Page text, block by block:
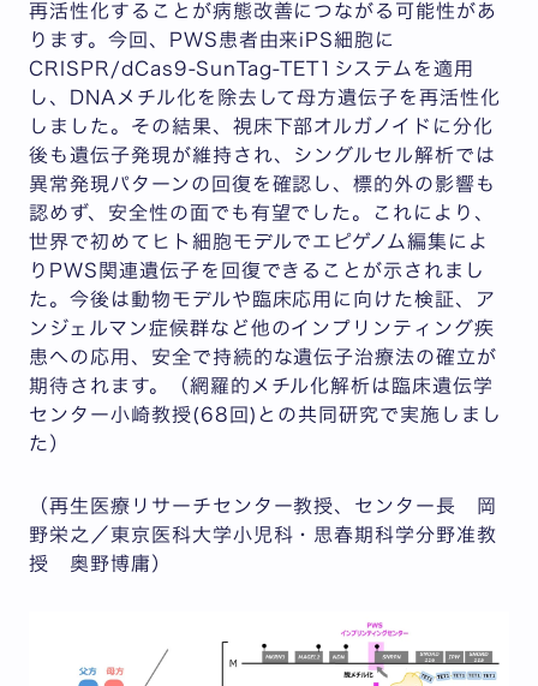
再活性化することが病態改善につながる可能性があ
ります。今回、PWS患者由来iPS細胞に
CRISPR/dCas9-SunTag-TET1システムを適用
し、DNAメチル化を除去して母方遺伝子を再活性化
しました。その結果、視床下部オルガノイドに分化
後も遺伝子発現が維持され、シングルセル解析では
異常発現パターンの回復を確認し、標的外の影響も
認めず、安全性の面でも有望でした。これにより、
世界で初めてヒト細胞モデルでエピゲノム編集によ
りPWS関連遺伝子を回復できることが示されまし
た。今後は動物モデルや臨床応用に向けた検証、ア
ンジェルマン症候群など他のインプリンティング疾
患への応用、安全で持続的な遺伝子治療法の確立が
期待されます。（網羅的メチル化解析は臨床遺伝学
センター小崎教授(68回)との共同研究で実施しまし
た）
（再生医療リサーチセンター教授、センター長 岡
野栄之／東京医科大学小児科・思春期科学分野准教
授 奥野博庸）